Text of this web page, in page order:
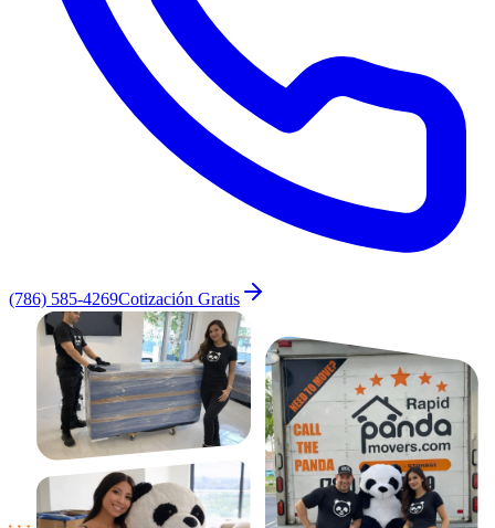
(786) 585-4269Cotización Gratis